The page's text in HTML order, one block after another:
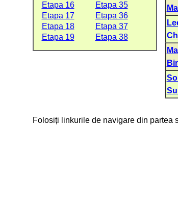
Etapa 16
Etapa 35
Etapa 17
Etapa 36
Etapa 18
Etapa 37
Etapa 19
Etapa 38
Folosiți linkurile de navigare din partea